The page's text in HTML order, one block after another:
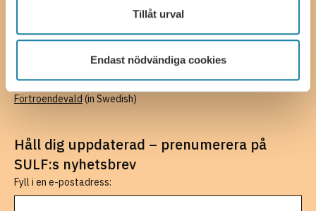
Tillåt urval
Endast nödvändiga cookies
About SULF
SULF associations(in Swedish)
Förtroendevald (in Swedish)
Håll dig uppdaterad – prenumerera på
SULF:s nyhetsbrev
Fyll i en e-postadress: